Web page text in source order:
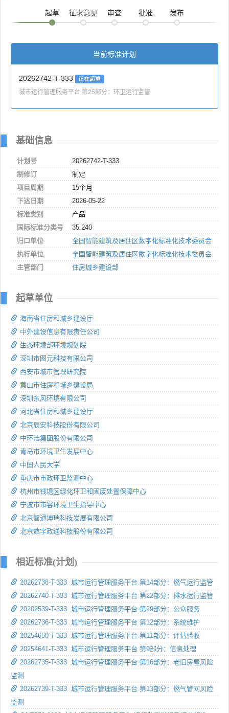
起草 征求意见 审查 批准 发布
当前标准计划
20262742-T-333 正在起草
城市运行管理服务平台 第25部分：环卫运行监管
基础信息
计划号
20262742-T-333
制修订
制定
项目周期
15个月
下达日期
2026-05-22
标准类别
产品
国际标准分类号
35.240
归口单位
全国智能建筑及居住区数字化标准化技术委员会
执行单位
全国智能建筑及居住区数字化标准化技术委员会
主管部门
住房城乡建设部
起草单位
海南省住房和城乡建设厅
中外建设信息有限责任公司
生态环境部环境规划院
深圳市图元科技有限公司
西安市城市管理研究院
黄山市住房和城乡建设局
深圳东风环境有限公司
河北省住房和城乡建设厅
北京辰安科技股份有限公司
中环洁集团股份有限公司
青岛市环境卫生发展中心
中国人民大学
重庆市市政环卫监测中心
杭州市钱塘区绿化环卫和固废处置保障中心
宁波市市容环境卫生指导中心
北京智通博瑞科技发展有限公司
北京数字政通科技股份有限公司
相近标准(计划)
20262738-T-333 城市运行管理服务平台 第14部分：燃气运行监管
20262740-T-333 城市运行管理服务平台 第22部分：排水运行监管
20202539-T-333 城市运行管理服务平台 第29部分：公众服务
20262736-T-333 城市运行管理服务平台 第12部分：系统维护
20254650-T-333 城市运行管理服务平台 第11部分：评估验收
20254641-T-333 城市运行管理服务平台 第9部分：信息处理
20262735-T-333 城市运行管理服务平台 第16部分：老旧房屋风险
监测
20262739-T-333 城市运行管理服务平台 第13部分：燃气管网风险
监测